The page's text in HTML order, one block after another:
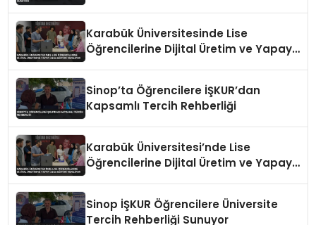
Karabük Üniversitesinde Lise
Öğrencilerine Dijital Üretim ve Yapay
Sinop’ta Öğrencilere İŞKUR’dan
Kapsamlı Tercih Rehberliği
Karabük Üniversitesi’nde Lise
Öğrencilerine Dijital Üretim ve Yapay
Sinop İŞKUR Öğrencilere Üniversite
Tercih Rehberliği Sunuyor